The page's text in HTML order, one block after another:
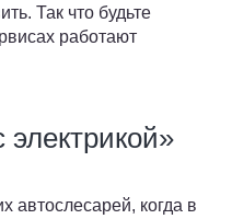
Так что будьте
работают
автослесарей, когда в